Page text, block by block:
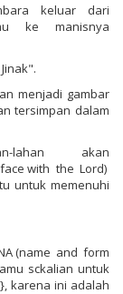
keluar dari
ke manisnya
menjadi gambar
tersimpan dalam
lahan akan
face with the Lord)
untuk memenuhi
(name and form
sckalian untuk
karena ini adalah